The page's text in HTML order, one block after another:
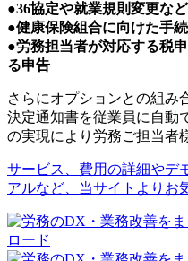
●36協定や就業規則変更な
●健康保険組合に向けた手
●労務担当者が対応する税
る申告
さらにオプションとの組み
決定通知書を従業員に自動
の実現により労務ご担当者
サービス、費用の詳細やデ
アルなど、当サイトよりお